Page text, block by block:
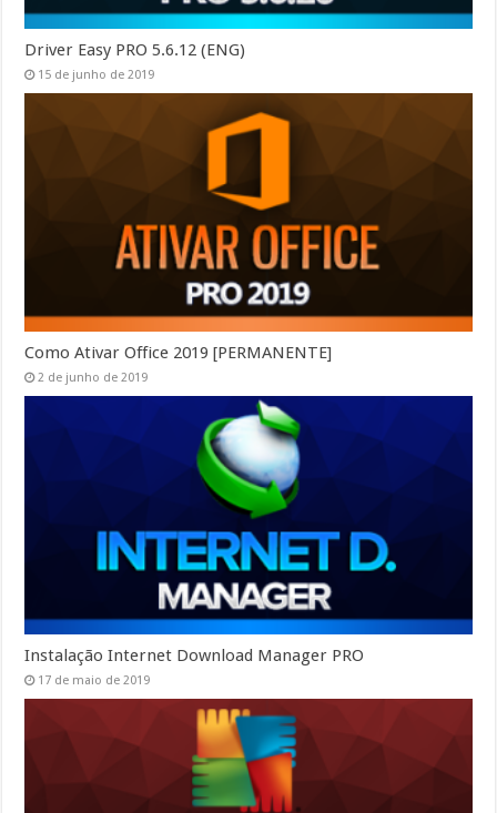
Driver Easy PRO 5.6.12 (ENG)
15 de junho de 2019
Como Ativar Office 2019 [PERMANENTE]
2 de junho de 2019
Instalação Internet Download Manager PRO
17 de maio de 2019